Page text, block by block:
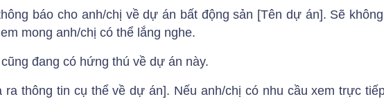
báo cho anh/chị về dự án bất động sản [Tên dự án]. Sẽ
mong anh/chị có thể lắng nghe.
đang có hứng thú về dự án này.
ra thông tin cụ thể về dự án]. Nếu anh/chị có nhu cầu xem trực